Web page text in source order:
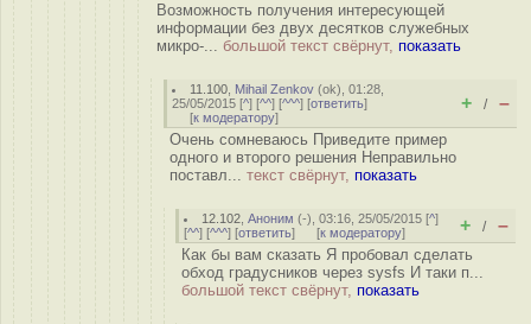
Возможность получения интересующей
информации без двух десятков служебных
микро-... большой текст свёрнут, показать
11.100 Mihail Zenkov (ok), 01:28,
25/05/2015 [^] [^^] [^^^] [ответить]
[к модератору]
+ / –
Очень сомневаюсь Приведите пример
одного и второго решения Неправильно
поставл... текст свёрнут, показать
12.102 ,Аноним (-), 03:16, 25/05/2015 [^]
[^^] [^^^] [ответить] [к модератору] + / –
Как бы вам сказать Я пробовал сделать
обход градусников через sysfs И таки п...
большой текст свёрнут, показать